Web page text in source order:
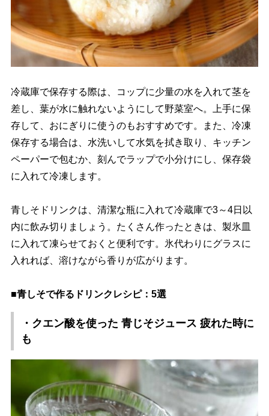
冷蔵庫で保存する際は、コップに少量の水を入れて茎を
差し、葉が水に触れないようにして野菜室へ。上手に保
存して、おにぎりに使うのもおすすめです。また、冷凍
保存する場合は、水洗いして水気を拭き取り、キッチン
ペーパーで包むか、刻んでラップで小分けにし、保存袋
に入れて冷凍します。
青しそドリンクは、清潔な瓶に入れて冷蔵庫で3～4日以
内に飲み切りましょう。たくさん作ったときは、製氷皿
に入れて凍らせておくと便利です。氷代わりにグラスに
入れれば、溶けながら香りが広がります。
■青しそで作るドリンクレシピ：5選
・クエン酸を使った 青じそジュース 疲れた時に
も